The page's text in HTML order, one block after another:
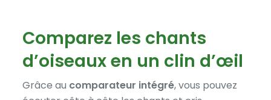
Comparez les chants
d’oiseaux en un clin d’œil
Grâce au comparateur intégré, vous pouvez